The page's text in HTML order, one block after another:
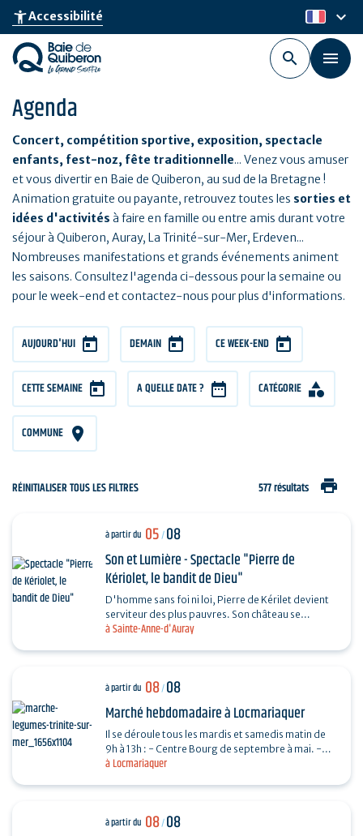
Aller
au
contenu
principal
accessibility_newAccessibilité fr
keyboard_arrow_down
Agenda
Concert, compétition sportive, exposition, spectacle
enfants, fest-noz, fête traditionnelle... Venez vous amuser
et vous divertir en Baie de Quiberon, au sud de la Bretagne !
Animation gratuite ou payante, retrouvez toutes les sorties et
idées d'activités à faire en famille ou entre amis durant votre
séjour à Quiberon, Auray, La Trinité-sur-Mer, Erdeven...
Nombreuses manifestations et grands événements animent
les saisons. Consultez l'agenda ci-dessous pour la semaine ou
pour le week-end et contactez-nous pour plus d'informations.
AUJOURD'HUI DEMAIN CE WEEK-END
CETTE SEMAINE A QUELLE DATE ? CATÉGORIE
COMMUNE
RÉINITIALISER TOUS LES FILTRES 577 résultats print
à Sainte-Anne-d'Auray
à partir du 05/08
Son et Lumière - Spectacle "Pierre de
Kériolet, le bandit de Dieu"
D'homme sans foi ni loi, Pierre de Kérilet devient
serviteur des plus pauvres. Son château se
transforme en refuge, sa vie en offrande.
à Locmariaquer
à partir du 08/08
Marché hebdomadaire à Locmariaquer
Il se déroule tous les mardis et samedis matin de
9h à 13h : - Centre Bourg de septembre à mai. -
Place De Gaulle de juin à août.
à partir du 08/08